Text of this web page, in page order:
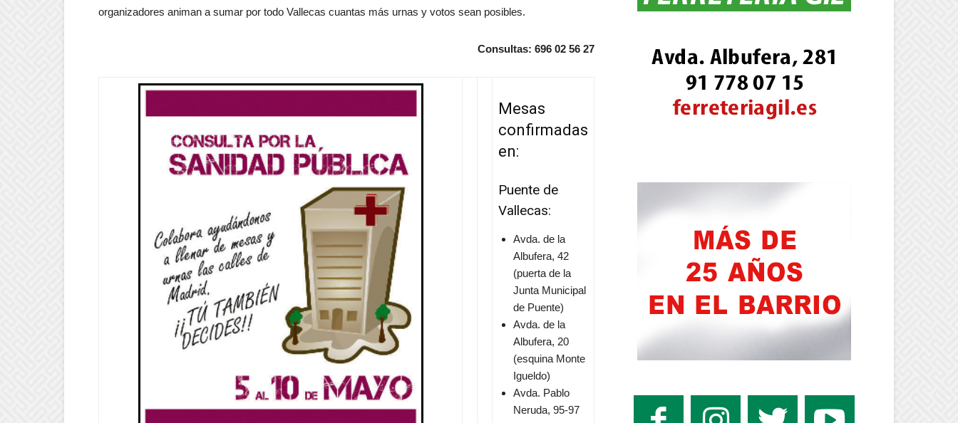
organizadores animan a sumar por todo Vallecas cuantas más urnas y votos sean posibles.
Consultas: 696 02 56 27
Mesas
confirmadas
en:
Puente de
Vallecas:
Avda. de la
Albufera, 42
(puerta de la
Junta Municipal
de Puente)
Avda. de la
Albufera, 20
(esquina Monte
Igueldo)
Avda. Pablo
Neruda, 95-97